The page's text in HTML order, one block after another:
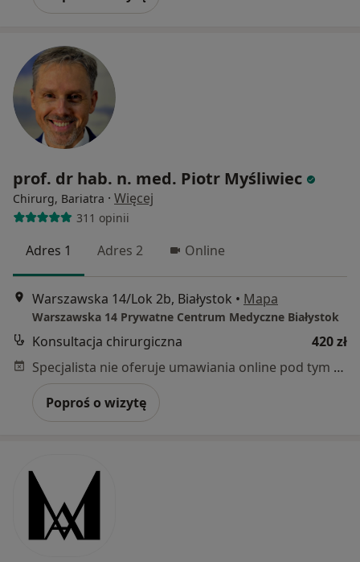
prof. dr hab. n. med. Piotr Myśliwiec
Chirurg, Bariatra · Więcej
311 opinii
Adres 1 Adres 2 Online
Warszawska 14/Lok 2b, Białystok • Mapa
Warszawska 14 Prywatne Centrum Medyczne Białystok
Konsultacja chirurgiczna
420 zł
Specjalista nie oferuje umawiania online pod tym adresem.
Poproś o wizytę